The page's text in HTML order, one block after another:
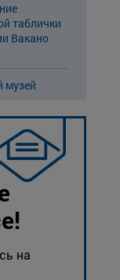
таблички
Вакано
музей
на